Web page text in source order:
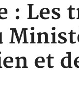
: Les
et